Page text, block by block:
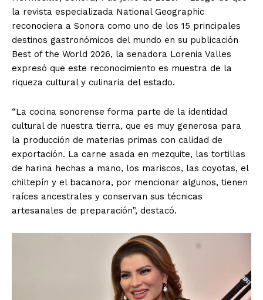
la revista especializada National Geographic
reconociera a Sonora como uno de los 15 principales
destinos gastronómicos del mundo en su publicación
Best of the World 2026, la senadora Lorenia Valles
expresó que este reconocimiento es muestra de la
riqueza cultural y culinaria del estado.
“La cocina sonorense forma parte de la identidad
cultural de nuestra tierra, que es muy generosa para
la producción de materias primas con calidad de
exportación. La carne asada en mezquite, las tortillas
de harina hechas a mano, los mariscos, las coyotas, el
chiltepín y el bacanora, por mencionar algunos, tienen
raíces ancestrales y conservan sus técnicas
artesanales de preparación”, destacó.